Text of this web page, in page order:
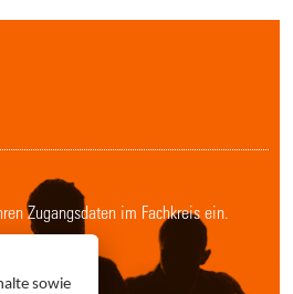
Zugangsdaten im Fachkreis ein.